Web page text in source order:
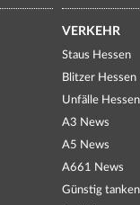
VERKEHR
Staus Hessen
Blitzer Hessen
Unfälle Hessen
A3 News
A5 News
A661 News
Günstig tanken